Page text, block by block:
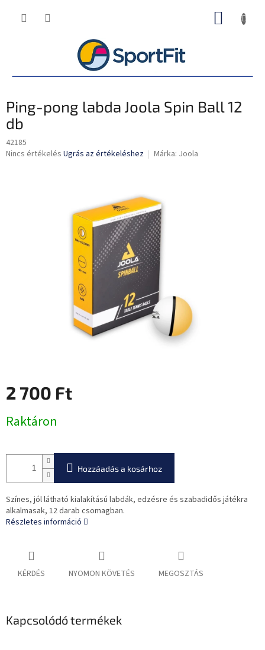
KOSÁR
Ping-pong labda Joola Spin Ball 12
db
42185
A
Nincs értékelés Ugrás az értékeléshez Márka: Joola
2 700 Ft
Raktáron
Hozzáadás a kosárhoz
Színes, jól látható kialakítású labdák, edzésre és szabadidős játékra
alkalmasak, 12 darab csomagban.
Részletes információ
KÉRDÉS NYOMON KÖVETÉS MEGOSZTÁS
Kapcsolódó termékek